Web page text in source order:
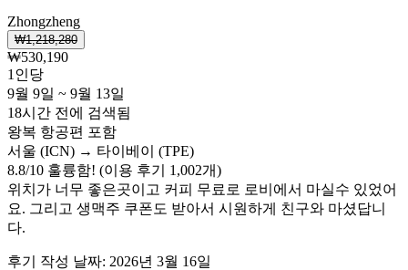
Zhongzheng
₩1,218,280
₩530,190
1인당
9월 9일 ~ 9월 13일
18시간 전에 검색됨
왕복 항공편 포함
서울 (ICN) → 타이베이 (TPE)
8.8/10 훌륭함! (이용 후기 1,002개)
위치가 너무 좋은곳이고 커피 무료로 로비에서 마실수 있었어
요. 그리고 생맥주 쿠폰도 받아서 시원하게 친구와 마셨답니
다.
후기 작성 날짜: 2026년 3월 16일